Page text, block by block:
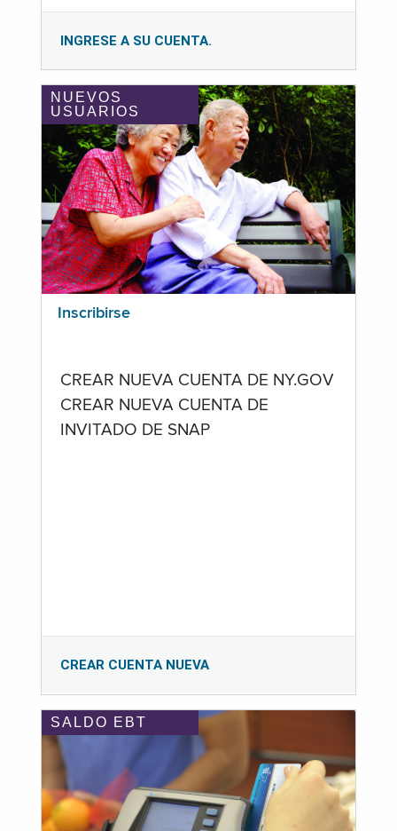
INGRESE A SU CUENTA.
NUEVOS
USUARIOS
Inscribirse
CREAR NUEVA CUENTA DE NY.GOV
CREAR NUEVA CUENTA DE
INVITADO DE SNAP
CREAR CUENTA NUEVA
SALDO EBT